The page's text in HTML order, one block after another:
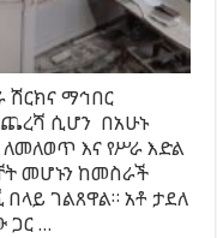
ሽርክና ማኅበር
ሲሆን በአሁኑ
እና የሥራ እድል
መሆኑን ከመስራች
ገልጸዋል። አቶ ታደለ
ጋር …